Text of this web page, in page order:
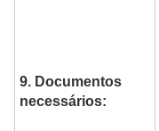
9. Documentos
necessários: